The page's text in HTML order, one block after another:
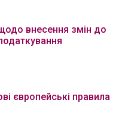
внесення змін до
європейські правила